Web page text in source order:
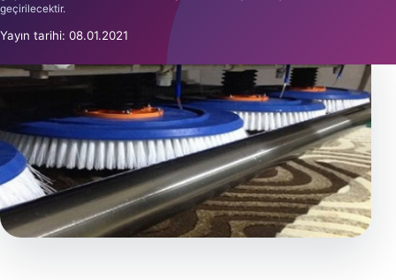
GALERI
İLETIŞIM
geçirilecektir.
Yayın tarihi: 08.01.2021